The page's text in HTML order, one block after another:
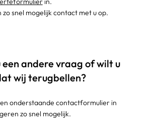
zo snel mogelijk contact met u op.
een andere vraag of wilt u
wij terugbellen?
onderstaande contactformulier in
zo snel mogelijk.